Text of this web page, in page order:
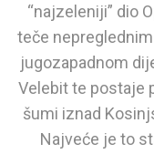
“najzeleniji” dio
teče
jugozapadnom
Velebit te postaje
šumi iznad
Najveće je to